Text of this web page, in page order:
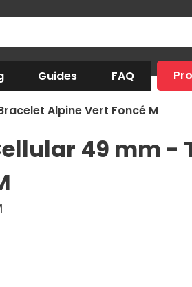
Guides FAQ
Alpine Vert Foncé M
49 mm -